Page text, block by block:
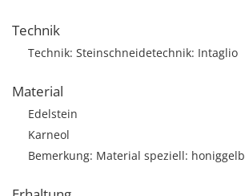
Technik
Technik: Steinschneidetechnik: Intaglio
Material
Edelstein
Karneol
Bemerkung: Material speziell: honiggelb